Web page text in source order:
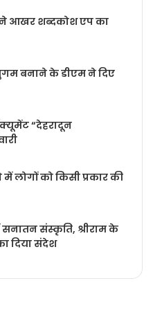
ने आखर शब्दकोश एप का
बनाने के डीएम ने दिए
“देहरादून
लोगों को किसी प्रकार की
सनातन संस्कृति, श्रीराम के
दिया संदेश